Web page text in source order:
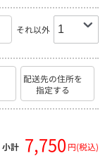
それ以外
配送先の住所を
指定する
小計 7,750 円(税込)